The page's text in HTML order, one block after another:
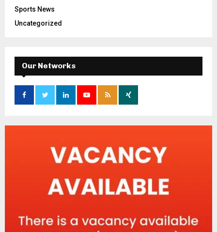
Sports News
Uncategorized
Our Networks